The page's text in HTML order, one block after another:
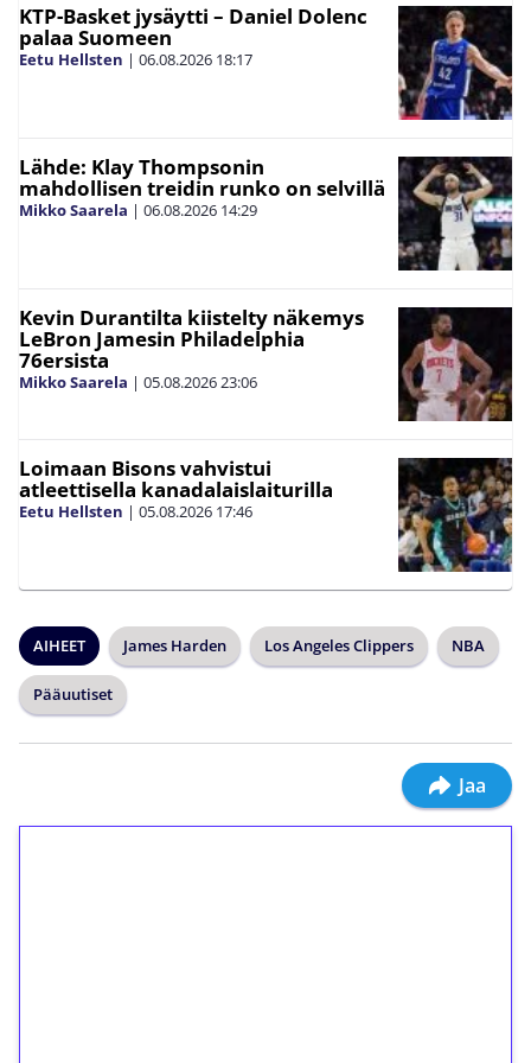
KTP-Basket jysäytti – Daniel Dolenc
palaa Suomeen
Eetu Hellsten | 06.08.2026 18:17
Lähde: Klay Thompsonin
mahdollisen treidin runko on selvillä
Mikko Saarela | 06.08.2026 14:29
Kevin Durantilta kiistelty näkemys
LeBron Jamesin Philadelphia
76ersista
Mikko Saarela | 05.08.202623:06
Loimaan Bisons vahvistui
atleettisella kanadalaislaiturilla
Eetu Hellsten | 05.08.2026 17:46
AIHEET James Harden Los Angeles Clippers NBA
Pääuutiset
Jaa